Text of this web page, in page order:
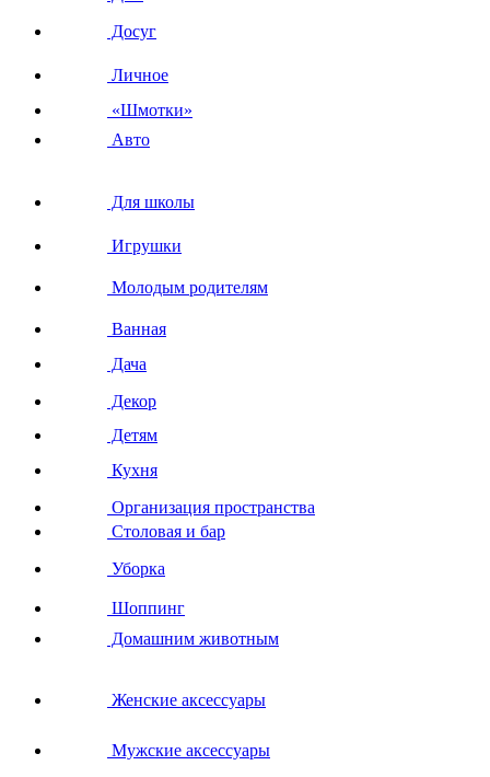
Досуг
Личное
«Шмотки»
Авто
Для школы
Игрушки
Молодым родителям
Ванная
Дача
Декор
Детям
Кухня
Организация пространства
Столовая и бар
Уборка
Шоппинг
Домашним животным
Женские аксессуары
Мужские аксессуары